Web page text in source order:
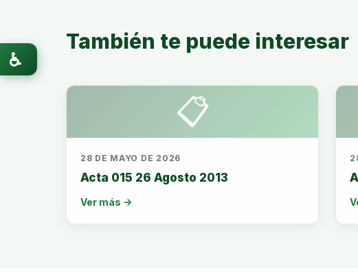
También te puede interesar
📋
28 DE MAYO DE 2026
Acta 015 26 Agosto 2013
Ver más →
♿